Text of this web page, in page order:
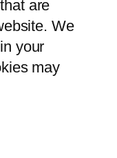
are
We
your
may